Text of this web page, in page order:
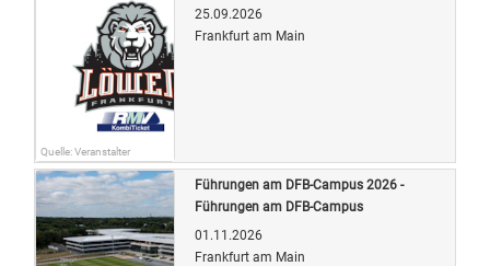
Quelle: Veranstalter
25.09.2026
Frankfurt am Main
Führungen am DFB-Campus 2026 -
Führungen am DFB-Campus
01.11.2026
Frankfurt am Main